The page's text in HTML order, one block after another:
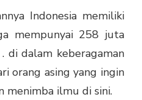
Indonesia memiliki
mempunyai 258 juta
di dalam keberagaman
orang asing yang ingin
menimba ilmu di sini.